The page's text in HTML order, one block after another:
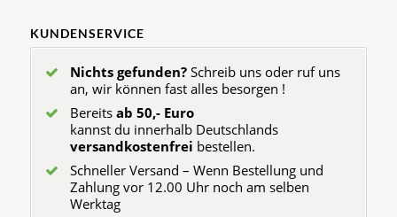
KUNDENSERVICE
Nichts gefunden?Schreib uns oder ruf uns
an, wir können fast alles besorgen !
Bereits ab 50,- Euro
kannst du innerhalb Deutschlands
versandkostenfrei bestellen.
Schneller Versand – Wenn Bestellung und
Zahlung vor 12.00 Uhr noch am selben
Werktag